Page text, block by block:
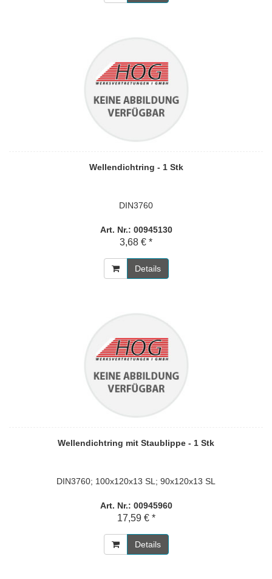
Wellendichtring - 1 Stk
DIN3760
Art. Nr.: 00945130
3,68 € *
Details
Wellendichtring mit Staublippe - 1 Stk
DIN3760; 100x120x13 SL; 90x120x13 SL
Art. Nr.: 00945960
17,59 € *
Details